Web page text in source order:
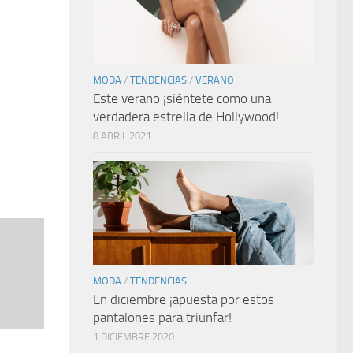
MODA / TENDENCIAS / VERANO
Este verano ¡siéntete como una
verdadera estrella de Hollywood!
8 ABRIL 2021
MODA / TENDENCIAS
En diciembre ¡apuesta por estos
pantalones para triunfar!
1 DICIEMBRE 2020